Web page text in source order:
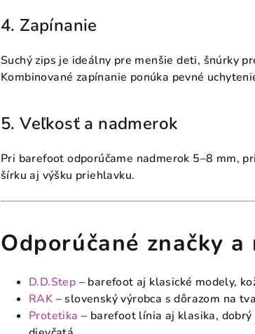
4. Zapínanie
Suchý zips je ideálny pre menšie deti, šnúrky
Kombinované zapínanie ponúka pevné
5. Veľkosť a nadmerok
Pri barefoot odporúčame nadmerok 5–8 mm,
šírku aj výšku priehlavku.
Odporúčané značky
D.D.Step – barefoot aj klasické modely,
RAK – slovenský výrobca s dôrazom na
Protetika – barefoot línia aj klasika,